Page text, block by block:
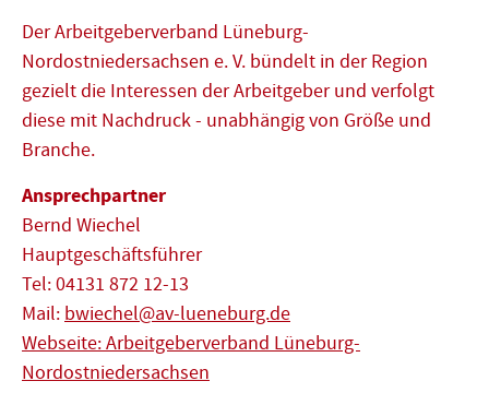
Der Arbeitgeberverband Lüneburg-
Nordostniedersachsen e. V. bündelt in der Region
gezielt die Interessen der Arbeitgeber und verfolgt
diese mit Nachdruck - unabhängig von Größe und
Branche.
Ansprechpartner
Bernd Wiechel
Hauptgeschäftsführer
Tel: 04131 872 12-13
Mail: bwiechel@av-lueneburg.de
Webseite: Arbeitgeberverband Lüneburg-
Nordostniedersachsen